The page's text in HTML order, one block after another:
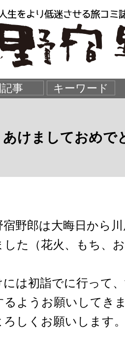
あけましておめで
野郎は大晦日から
した（花火、もち、
は初詣でに行って
るようお願いしてき
しくお願いします